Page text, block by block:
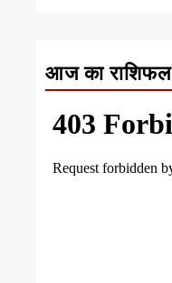
आज का राशिफल